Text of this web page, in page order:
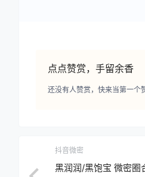
点点赞赏，手留余香
还没有人赞赏，快来当第一个
抖音微密
黑润润/黑饱宝 微密圈